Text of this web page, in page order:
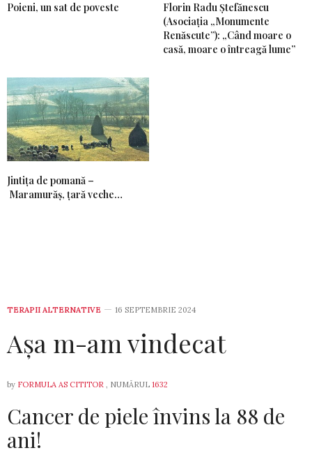
Poieni, un sat de poveste
Florin Radu Ștefănescu
(Asociația „Monumente
Renăscute”): „Când moare o
casă, moare o întreagă lume”
Jintiţa de pomană –
Maramurăş, ţară veche…
TERAPII ALTERNATIVE 16 SEPTEMBRIE 2024
Așa m-am vindecat
by FORMULA AS CITITOR , NUMĂRUL 1632
Cancer de piele învins la 88 de
ani!